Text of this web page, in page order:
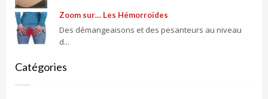
Zoom sur… Les Hémorroïdes
Des démangeaisons et des pesanteurs au niveau
d...
Catégories